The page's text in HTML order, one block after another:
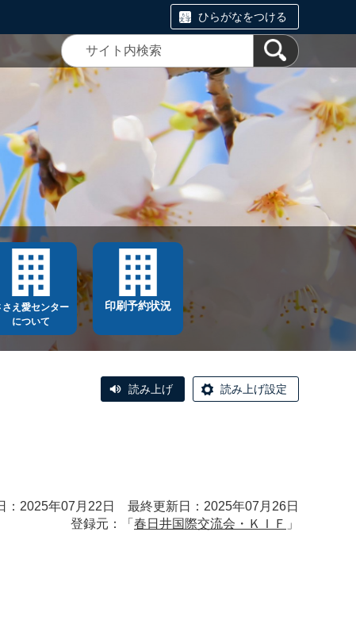
ひらがなをつける
さえ愛センター
について
印刷予約状況
読み上げ 読み上げ設定
：2025年07月22日 最終更新日：2025年07月26日
登録元：「 春日井国際交流会・ＫＩＦ 」